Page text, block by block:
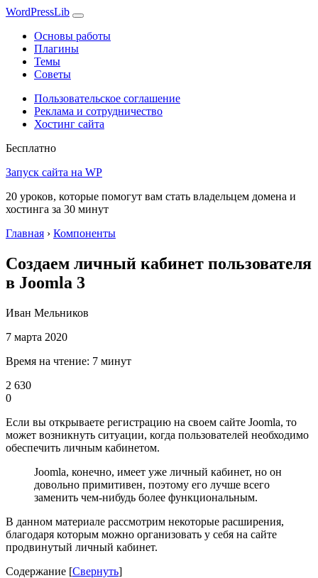
WordPressLib
Основы работы
Плагины
Темы
Советы
Пользовательское соглашение
Реклама и сотрудничество
Хостинг сайта
Бесплатно
Запуск сайта на WP
20 уроков, которые помогут вам стать владельцем домена и
хостинга за 30 минут
Главная › Компоненты
Создаем личный кабинет пользователя
в Joomla 3
Иван Мельников
7 марта 2020
Время на чтение: 7 минут
2 630
0
Если вы открываете регистрацию на своем сайте Joomla, то
может возникнуть ситуации, когда пользователей необходимо
обеспечить личным кабинетом.
Joomla, конечно, имеет уже личный кабинет, но он
довольно примитивен, поэтому его лучше всего
заменить чем-нибудь более функциональным.
В данном материале рассмотрим некоторые расширения,
благодаря которым можно организовать у себя на сайте
продвинутый личный кабинет.
Содержание [Свернуть]